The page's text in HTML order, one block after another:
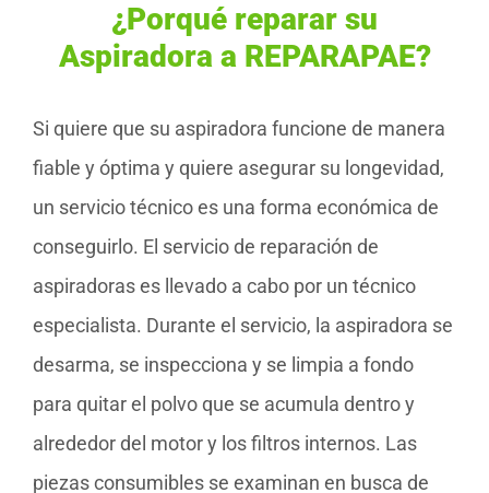
¿Porqué reparar su
Aspiradora a REPARAPAE?
Si quiere que su aspiradora funcione de manera
fiable y óptima y quiere asegurar su longevidad,
un servicio técnico es una forma económica de
conseguirlo. El servicio de reparación de
aspiradoras es llevado a cabo por un técnico
especialista. Durante el servicio, la aspiradora se
desarma, se inspecciona y se limpia a fondo
para quitar el polvo que se acumula dentro y
alrededor del motor y los filtros internos. Las
piezas consumibles se examinan en busca de